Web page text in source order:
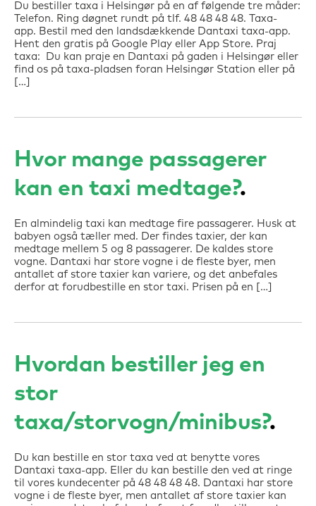
Du bestiller taxa i Helsingør på en af følgende tre måder:
Telefon. Ring døgnet rundt på tlf. 48 48 48 48. Taxa-
app. Bestil med den landsdækkende Dantaxi taxa-app.
Hent den gratis på Google Play eller App Store. Praj
taxa: Du kan praje en Dantaxi på gaden i Helsingør eller
find os på taxa-pladsen foran Helsingør Station eller på
[…]
Hvor mange passagerer
kan en taxi medtage?
En almindelig taxi kan medtage fire passagerer. Husk at
babyen også tæller med. Der findes taxier, der kan
medtage mellem 5 og 8 passagerer. De kaldes store
vogne. Dantaxi har store vogne i de fleste byer, men
antallet af store taxier kan variere, og det anbefales
derfor at forudbestille en stor taxi. Prisen på en […]
Hvordan bestiller jeg en
stor
taxa/storvogn/minibus?
Du kan bestille en stor taxa ved at benytte vores
Dantaxi taxa-app. Eller du kan bestille den ved at ringe
til vores kundecenter på 48 48 48 48. Dantaxi har store
vogne i de fleste byer, men antallet af store taxier kan